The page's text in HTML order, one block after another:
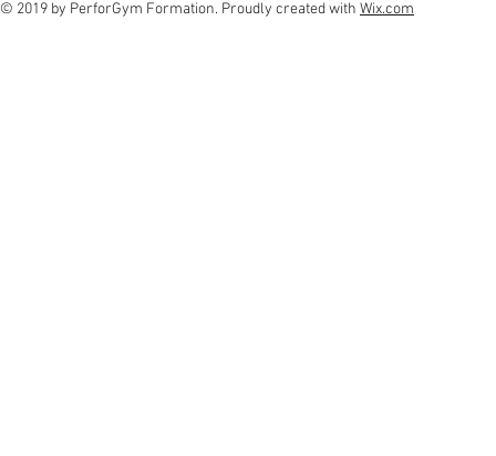
© 2019 by PerforGym Formation. Proudly created with Wix.com